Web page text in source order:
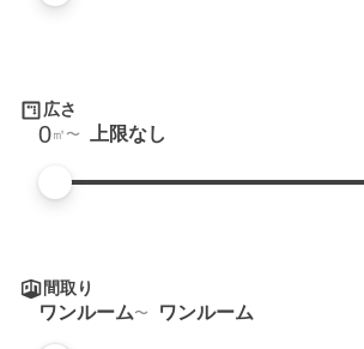
広さ
0㎡ 上限なし
間取り
ワンルーム ワンルーム